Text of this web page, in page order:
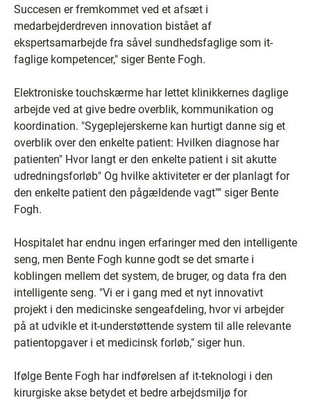
Succesen er fremkommet ved et afsæt i
medarbejderdreven innovation bistået af
ekspertsamarbejde fra såvel sundhedsfaglige som it-
faglige kompetencer," siger Bente Fogh.
Elektroniske touchskærme har lettet klinikkernes daglige
arbejde ved at give bedre overblik, kommunikation og
koordination. "Sygeplejerskerne kan hurtigt danne sig et
overblik over den enkelte patient: Hvilken diagnose har
patienten" Hvor langt er den enkelte patient i sit akutte
udredningsforløb" Og hvilke aktiviteter er der planlagt for
den enkelte patient den pågældende vagt"" siger Bente
Fogh.
Hospitalet har endnu ingen erfaringer med den intelligente
seng, men Bente Fogh kunne godt se det smarte i
koblingen mellem det system, de bruger, og data fra den
intelligente seng. "Vi er i gang med et nyt innovativt
projekt i den medicinske sengeafdeling, hvor vi arbejder
på at udvikle et it-understøttende system til alle relevante
patientopgaver i et medicinsk forløb," siger hun.
Ifølge Bente Fogh har indførelsen af it-teknologi i den
kirurgiske akse betydet et bedre arbejdsmiljø for